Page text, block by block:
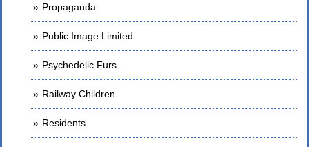
Propaganda
Public Image Limited
Psychedelic Furs
Railway Children
Residents